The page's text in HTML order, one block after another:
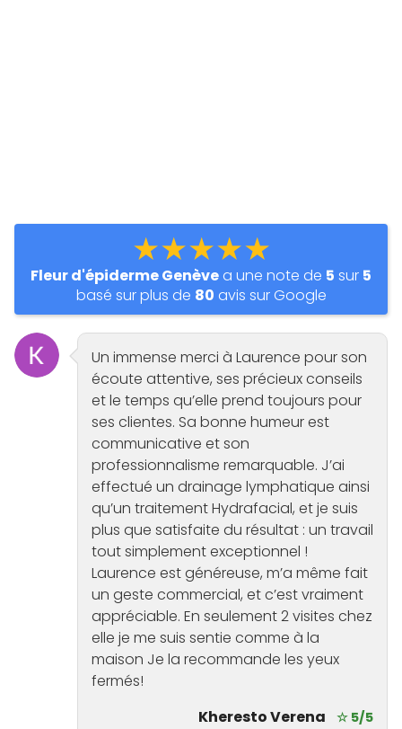
★★★★★
Fleur d'épiderme Genèvea une note de 5 sur 5
basé sur plus de 80 avis sur Google
Un immense merci à Laurence pour son
écoute attentive, ses précieux conseils
et le temps qu’elle prend toujours pour
ses clientes. Sa bonne humeur est
communicative et son
professionnalisme remarquable. J’ai
effectué un drainage lymphatique ainsi
qu’un traitement Hydrafacial, et je suis
plus que satisfaite du résultat : un travail
tout simplement exceptionnel !
Laurence est généreuse, m’a même fait
un geste commercial, et c’est vraiment
appréciable. En seulement 2 visites chez
elle je me suis sentie comme à la
maison Je la recommande les yeux
fermés!
Kheresto Verena
☆ 5/5